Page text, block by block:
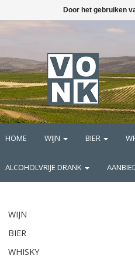
HOME WIJN BIER
ALCOHOLVRIJE DRANK
WIJN
BIER
WHISKY
Door het gebruiken